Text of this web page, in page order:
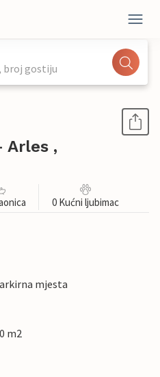
broj gostiju
Arles ,
0 Kućni ljubimac
mjesta
m2